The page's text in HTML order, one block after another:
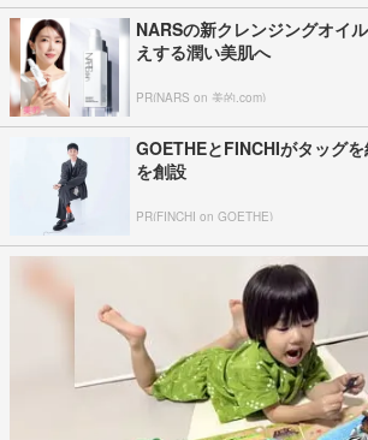
NARSの新クレンジングオイ
えする潤い美肌へ
PR(NARS on 美的.com)
GOETHEとFINCHIがタッグ
を創設
PR(FINCHI on GOETHE)